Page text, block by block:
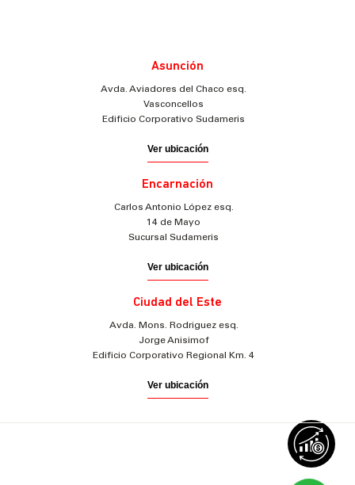
Asunción
Avda. Aviadores del Chaco esq.
Vasconcellos
Edificio Corporativo Sudameris
Ver ubicación
Encarnación
Carlos Antonio López esq.
14 de Mayo
Sucursal Sudameris
Ver ubicación
Ciudad del Este
Avda. Mons. Rodriguez esq.
Jorge Anisimof
Edificio Corporativo Regional Km. 4
Ver ubicación